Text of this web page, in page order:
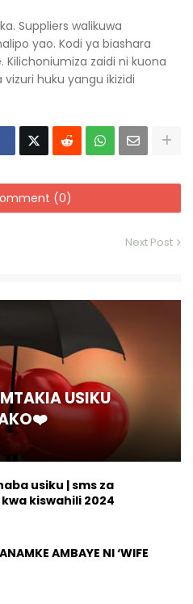
Suppliers walikuwa
yao. Kodi ya biashara
Kilichoniumiza zaidi ni kuona
huku yangu ikizidi
(0)
Next Post
USIKU
usiku | sms za
kiswahili 2024
AMBAYE NI ‘WIFE